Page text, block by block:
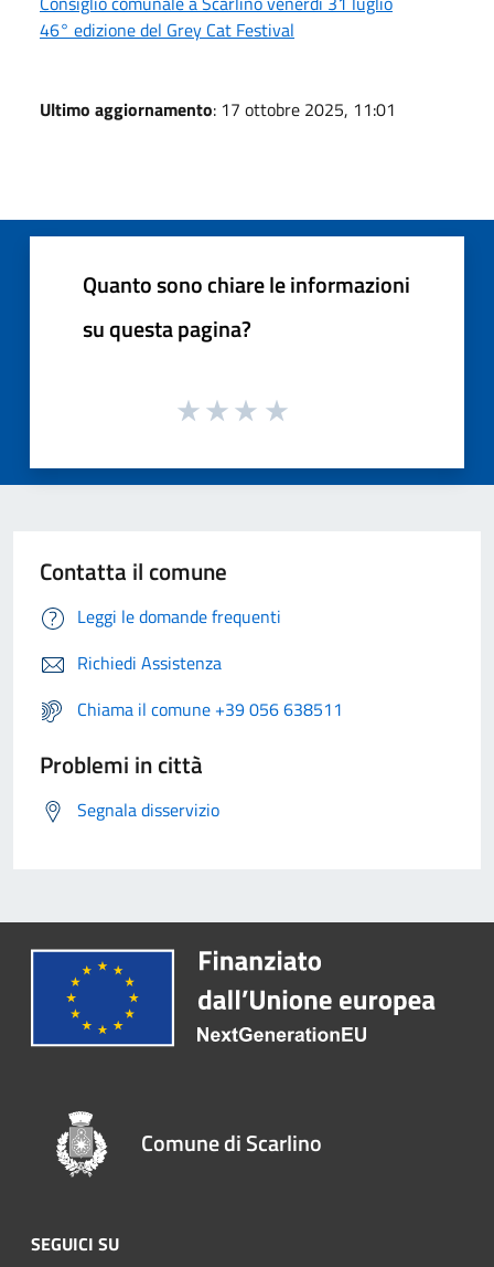
46° edizione del Grey Cat Festival
Ultimo aggiornamento: 17 ottobre 2025, 11:01
Quanto sono chiare le informazioni
su questa pagina?
Contatta il comune
Leggi le domande frequenti
Richiedi Assistenza
Chiama il comune +39 056 638511
Problemi in città
Segnala disservizio
Comune di Scarlino
SEGUICI SU